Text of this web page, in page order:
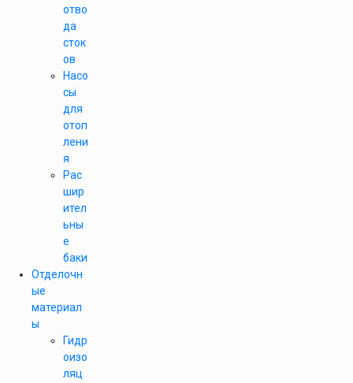
отво
да
сток
ов
Насо
сы
для
отоп
лени
я
Рас
шир
ител
ьны
е
баки
Отделочн
ые
материал
ы
Гидр
оизо
ляц